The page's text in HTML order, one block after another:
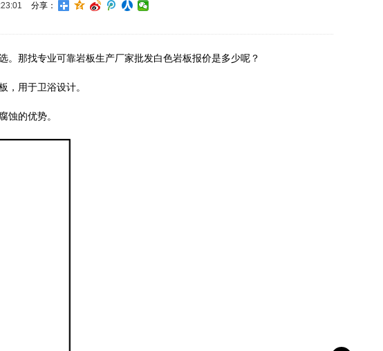
分享：
那找专业可靠岩板生产厂家批发白色岩板报价是多少呢？
，用于卫浴设计。
蚀的优势。